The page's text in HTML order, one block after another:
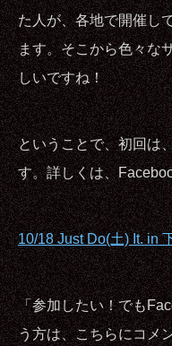
た人が、各地で開催し
ます。そこから色々な
しいですね！
ということで、初回は
す。詳しくは、
10/18 Just Do(土) It. in
「参加したい！でも
う方は、こちらにコメ